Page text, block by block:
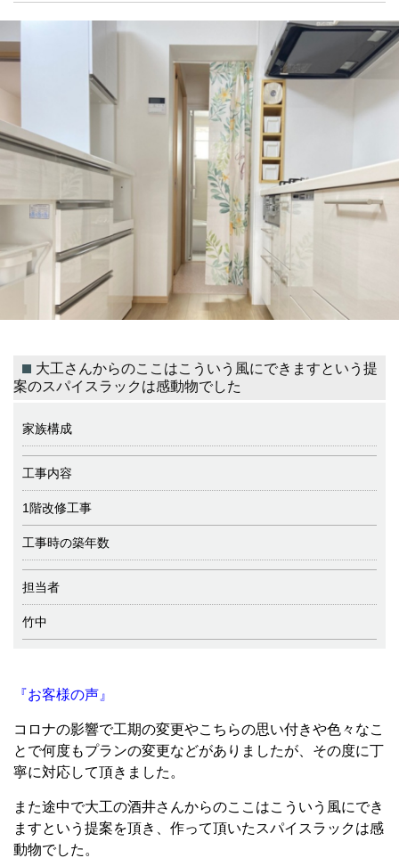
大工さんからのここはこういう風にできますという提
案のスパイスラックは感動物でした
家族構成
工事内容
1階改修工事
工事時の築年数
担当者
竹中
『お客様の声』
コロナの影響で工期の変更やこちらの思い付きや色々なこ
とで何度もプランの変更などがありましたが、その度に丁
寧に対応して頂きました。
また途中で大工の酒井さんからのここはこういう風にでき
ますという提案を頂き、作って頂いたスパイスラックは感
動物でした。